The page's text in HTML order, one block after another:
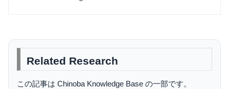
Related Research
この記事は Chinoba Knowledge Base の一部です。